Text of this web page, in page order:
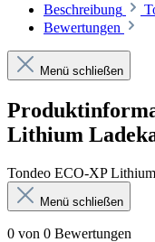
Beschreibung
Bewertungen
Menü schließen
Lithium
Tondeo ECO-XP
Menü schließen
0 von 0 Bewertungen